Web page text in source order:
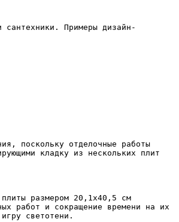
Примеры дизайн-
поскольку отделочные работы
кладку из нескольких плит
размером 20,1х40,5 см
работ и сокращение времени на их
светотени.